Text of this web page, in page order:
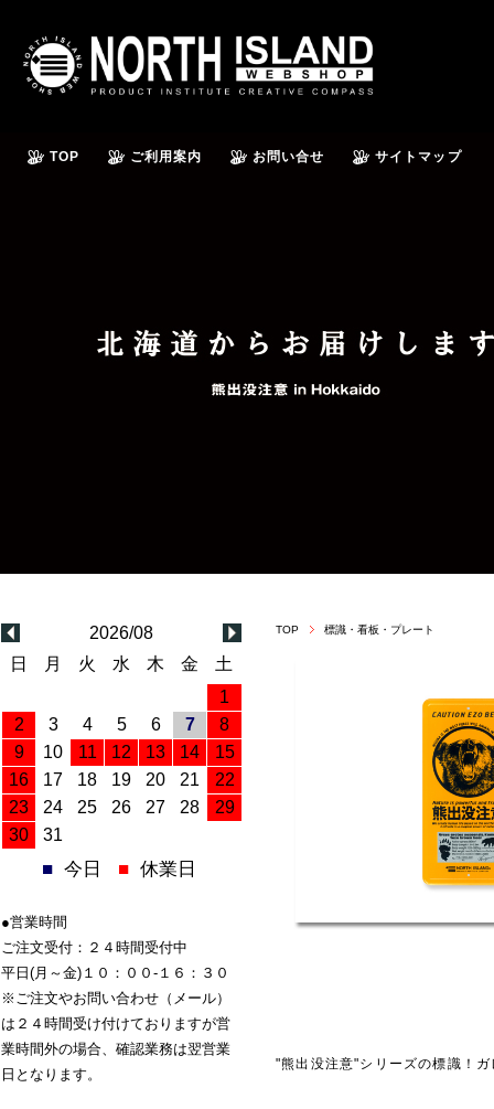
TOP ご利用案内 お問い合せ サイトマップ
TOP 標識・看板・プレート
"熊出没注意"シリーズの標識！
2026/08
日
月 火 水 木 金
土
1
2
3 4 5 6 7
8
9
10 11 12 13 14
15
16
17 18 19 20 21
22
23
24 25 26 27 28
29
30
31
■ 今日 ■ 休業日
●営業時間
ご注文受付：２４時間受付中
平日(月～金)１０：００-１６：３０
※ご注文やお問い合わせ（メール）
は２４時間受け付けておりますが営
業時間外の場合、確認業務は翌営業
日となります。